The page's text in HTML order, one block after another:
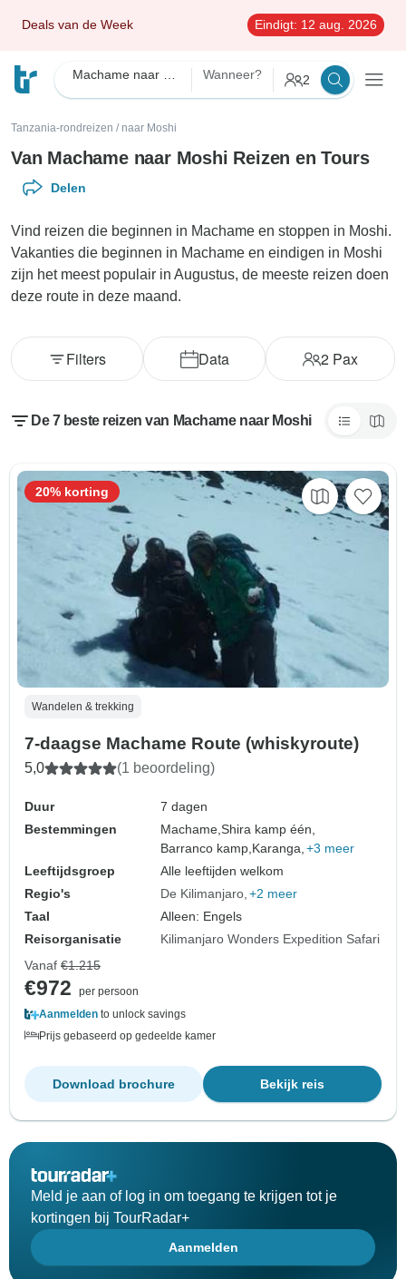
Deals van de Week Eindigt: 12 aug. 2026
Wanneer? 2
Tanzania-rondreizen / naar Moshi
Van Machame naar Moshi Reizen en Tours
Delen
Vind reizen die beginnen in Machame en stoppen in Moshi.
Vakanties die beginnen in Machame en eindigen in Moshi
zijn het meest populair in Augustus, de meeste reizen doen
deze route in deze maand.
Data 2 Pax
Filters
De 7 beste reizen van Machame naar Moshi
Wandelen & trekking
7-daagse Machame Route (whiskyroute)
5,0 (1 beoordeling)
Duur
7 dagen
Bestemmingen
Machame,Shira kamp één,
Barranco kamp, Karanga, +3 meer
Leeftijdsgroep
Alle leeftijden welkom
Regio's
De Kilimanjaro +2 meer
Taal
Alleen: Engels
Reisorganisatie
Kilimanjaro Wonders Expedition Safari
20% korting
Vanaf €1.215
€972
per persoon
Aanmelden to unlock savings
Prijs gebaseerd op gedeelde kamer
Bekijk reis
Download brochure
Meld je aan of log in om toegang te krijgen tot je
kortingen bij TourRadar+
Aanmelden